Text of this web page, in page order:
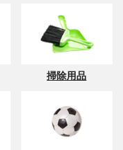
掃除用品